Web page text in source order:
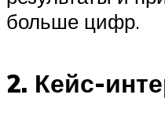
больше цифр.
2. Кейс-